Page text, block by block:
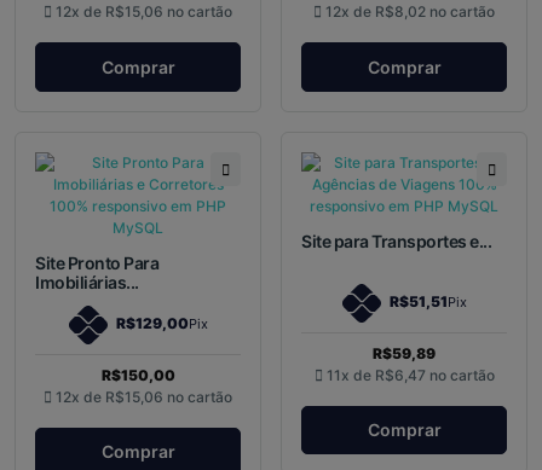
12x de R$15,06 no cartão
Comprar
12x de R$8,02 no cartão
Comprar
Site Pronto Para
Imobiliárias...
R$129,00Pix
R$150,00
12x de R$15,06 no cartão
Comprar
Site para Transportes e...
R$51,51Pix
R$59,89
11x de R$6,47 no cartão
Comprar